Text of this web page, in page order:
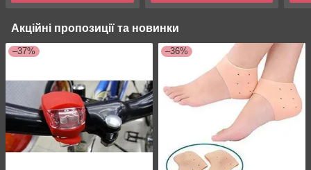
Акційні пропозиції та новинки
–37% –36%